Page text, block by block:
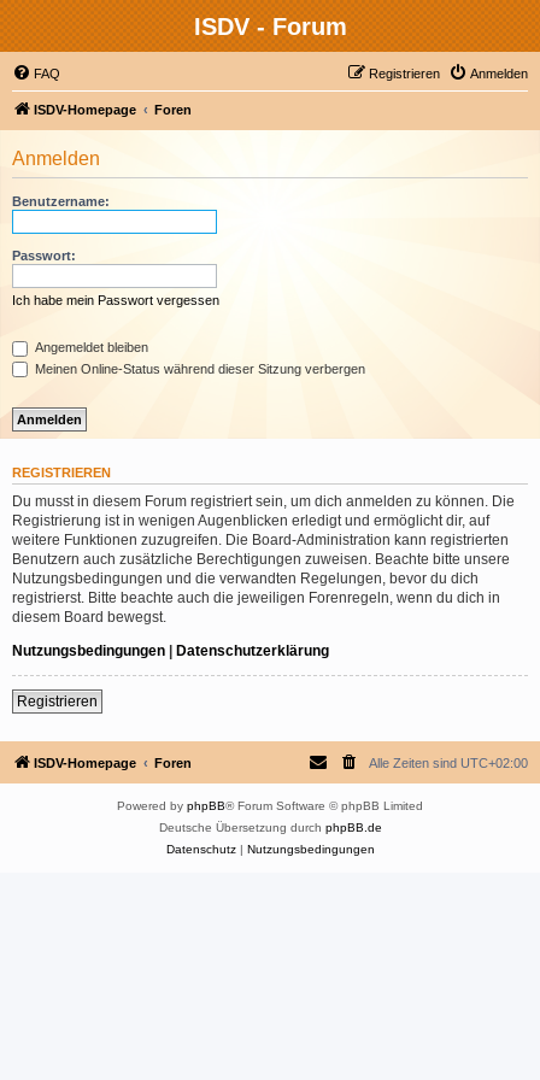
ISDV - Forum
FAQ Anmelden
Registrieren
ISDV-Homepage Foren
Anmelden
Benutzername:
Passwort:
Ich habe mein Passwort vergessen
Angemeldet bleiben
Meinen Online-Status während dieser Sitzung verbergen
REGISTRIEREN
Du musst in diesem Forum registriert sein, um dich anmelden zu können. Die
Registrierung ist in wenigen Augenblicken erledigt und ermöglicht dir, auf
weitere Funktionen zuzugreifen. Die Board-Administration kann registrierten
Benutzern auch zusätzliche Berechtigungen zuweisen. Beachte bitte unsere
Nutzungsbedingungen und die verwandten Regelungen, bevor du dich
registrierst. Bitte beachte auch die jeweiligen Forenregeln, wenn du dich in
diesem Board bewegst.
Nutzungsbedingungen | Datenschutzerklärung
Registrieren
ISDV-Homepage Foren Alle Zeiten sind UTC+02:00
Powered by phpBB® Forum Software © phpBB Limited
Deutsche Übersetzung durch phpBB.de
Datenschutz| Nutzungsbedingungen